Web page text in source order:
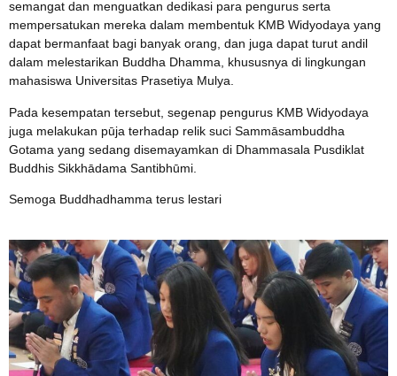
semangat dan menguatkan dedikasi para pengurus serta
mempersatukan mereka dalam membentuk KMB Widyodaya yang
dapat bermanfaat bagi banyak orang, dan juga dapat turut andil
dalam melestarikan Buddha Dhamma, khususnya di lingkungan
mahasiswa Universitas Prasetiya Mulya.
Pada kesempatan tersebut, segenap pengurus KMB Widyodaya
juga melakukan pūja terhadap relik suci Sammāsambuddha
Gotama yang sedang disemayamkan di Dhammasala Pusdiklat
Buddhis Sikkhādama Santibhūmi.
Semoga Buddhadhamma terus lestari